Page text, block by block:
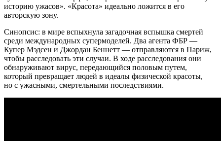
историю ужасов». «Красота» идеально ложится в его
авторскую зону.
Синопсис: в мире вспыхнула загадочная вспышка смертей
среди международных супермоделей. Два агента ФБР —
Купер Мэдсен и Джордан Беннетт — отправляются в Париж,
чтобы расследовать эти случаи. В ходе расследования они
обнаруживают вирус, передающийся половым путем,
который превращает людей в идеалы физической красоты,
но с ужасными, смертельными последствиями.